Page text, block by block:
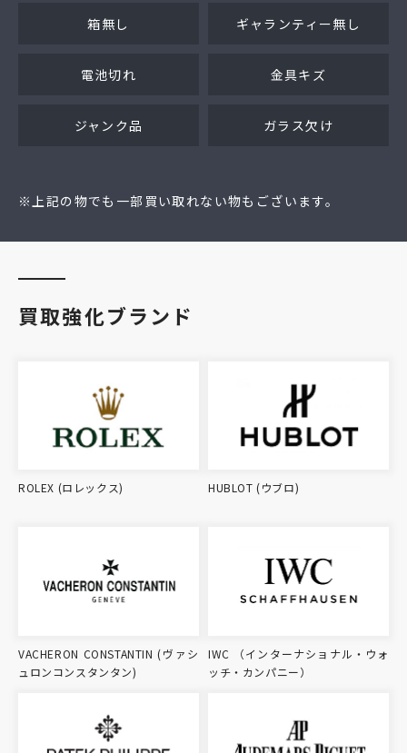
箱無し ギャランティー無し
電池切れ 金具キズ
ジャンク品 ガラス欠け
※上記の物でも一部買い取れない物もございます。
買取強化ブランド
ROLEX (ロレックス) HUBLOT (ウブロ)
VACHERON CONSTANTIN (ヴァシ
ュロンコンスタンタン)
IWC （インターナショナル・ウォ
ッチ・カンパニー）